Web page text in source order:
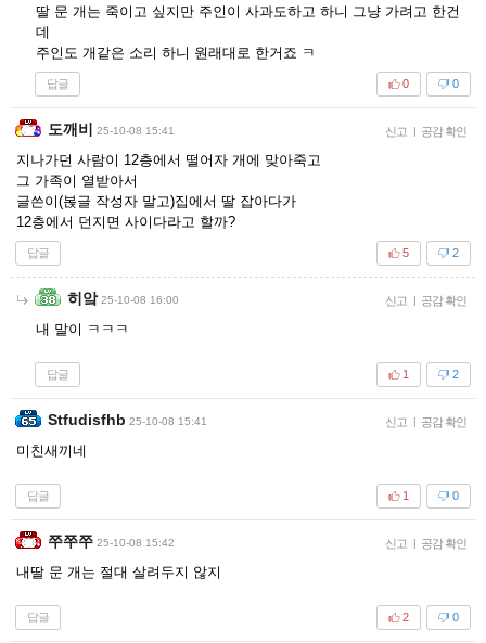
딸 문 개는 죽이고 싶지만 주인이 사과도하고 하니 그냥 가려고 한건
데
주인도 개같은 소리 하니 원래대로 한거죠 ㅋ
답글 0
0
도깨비 25-10-08 15:41 신고 | 공감 확인
지나가던 사람이 12층에서 떨어자 개에 맞아죽고
그 가족이 열받아서
글쓴이(볹글 작성자 말고)집에서 딸 잡아다가
12층에서 던지면 사이다라고 할까?
답글 2
5
히앜 25-10-08 16:00 신고 | 공감 확인
내 말이 ㅋㅋㅋ
답글 2
1
Stfudisfhb 25-10-08 15:41 신고 | 공감 확인
미친새끼네
답글 0
1
쭈쭈쭈 25-10-08 15:42 신고 | 공감 확인
내딸 문 개는 절대 살려두지 않지
답글 0
2